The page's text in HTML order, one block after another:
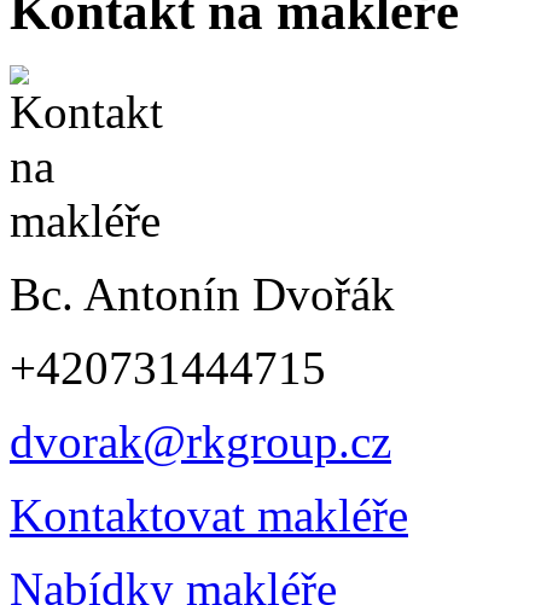
Kontakt na makléře
Bc. Antonín Dvořák
+420731444715
dvorak@rkgroup.cz
Kontaktovat makléře
Nabídky makléře